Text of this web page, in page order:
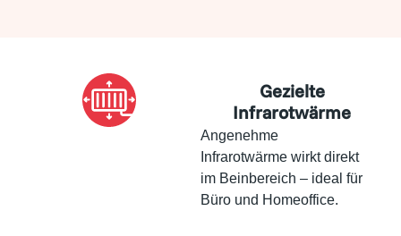
Gezielte
Infrarotwärme
Angenehme
Infrarotwärme wirkt direkt
im Beinbereich – ideal für
Büro und Homeoffice.